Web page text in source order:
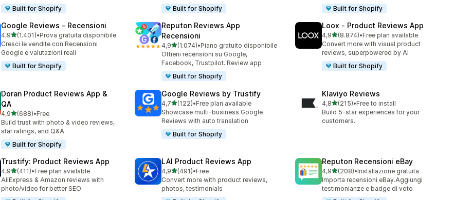
Built for Shopify
Built for Shopify
Built for Shopify
Google Reviews ‑ Recensioni
4,9stelle su 5
(1.401)
1401 recensioni totali
•Prova gratuita disponibile
Cresci le vendite con Recensioni
Google e valutazioni reali
Built for Shopify
Reputon Reviews App
Recensioni
4,9stelle su 5
(1.074)
1074 recensioni totali
•Piano gratuito disponibile
Ottieni recensioni su Google,
Facebook, Trustpilot. Review app
Built for Shopify
Loox ‑ Product Reviews App
4,9stelle su 5
(8.874)
8874 recensioni totali
•Free plan available
Convert more with visual product
reviews, superpowered by AI
Built for Shopify
Doran Product Reviews App &
QA
4,9stelle su 5
(688)
688 recensioni totali
•Free
Build trust with photo & video reviews,
star ratings, and Q&A
Built for Shopify
Google Reviews by Trustify
4,7stelle su 5
(122)
122 recensioni totali
•Free plan available
Showcase multi-business Google
Reviews with auto translation
Built for Shopify
Klaviyo Reviews
4,8stelle su 5
(215)
215 recensioni totali
•Free to install
Build 5-star experiences for your
customers.
Trustify: Product Reviews App
4,9stelle su 5
(411)
411 recensioni totali
•Free plan available
AliExpress & Amazon reviews with
photo/video for better SEO
LAI Product Reviews App
4,9stelle su 5
(491)
491 recensioni totali
•Free
Convert more with product reviews,
photos, testimonials
Reputon Recensioni eBay
4,9stelle su 5
(208)
208 recensioni totali
•Installazione gratuita
Importa recensioni eBay.Aggiungi
testimonianze e badge di voto